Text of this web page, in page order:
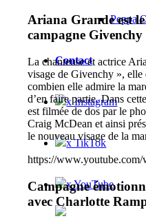
Peppa
Contact
x Instagram
x TikTok
x YouTube
Ariana Grande est
campagne Givenchy
La chanteuse et actrice
visage de Givenchy »,
combien elle admire la
d’en faire partie. Dans
est filmée de dos par le
Craig McDean et ainsi
le nouveau visage de la
https://
Campagne
avec Charlotte